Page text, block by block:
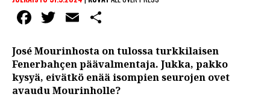
Facebook
Twitter
Email
José Mourinhosta on tulossa turkkilaisen
Fenerbahçen päävalmentaja. Jukka, pakko
kysyä, eivätkö enää isompien seurojen ovet
avaudu Mourinholle?